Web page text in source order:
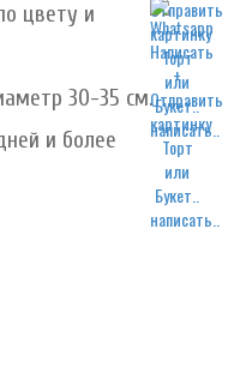
написать..
написать..
цвету и
30-35 см.
и более